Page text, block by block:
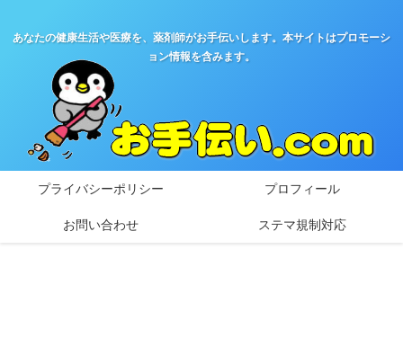
あなたの健康生活や医療を、薬剤師がお手伝いします。本サイトはプロモーシ
ョン情報を含みます。
プライバシーポリシー プロフィール
お問い合わせ ステマ規制対応